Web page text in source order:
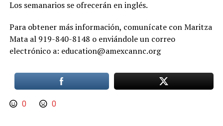
Los semanarios se ofrecerán en inglés.
Para obtener más información, comunícate con Maritza
Mata al 919-840-8148 o enviándole un correo
electrónico a: education@amexcannc.org
0 0